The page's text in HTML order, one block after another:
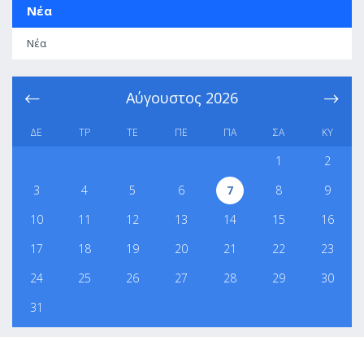
Νέα
Νέα
Αύγουστος 2026
ΔΕ ΤΡ ΤΕ ΠΕ ΠΑ ΣΑ ΚΥ
1
2
3
4 5 6 7 8
9
10
11 12 13 14 15
16
17
18 19 20 21 22
23
24
25 26 27 28 29
30
31